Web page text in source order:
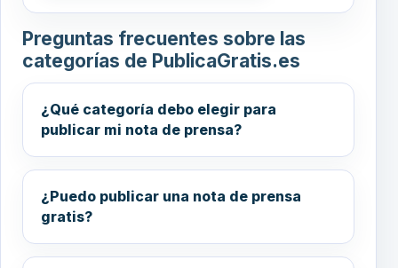
Preguntas frecuentes sobre las
categorías de PublicaGratis.es
¿Qué categoría debo elegir para
publicar mi nota de prensa?
¿Puedo publicar una nota de prensa
gratis?